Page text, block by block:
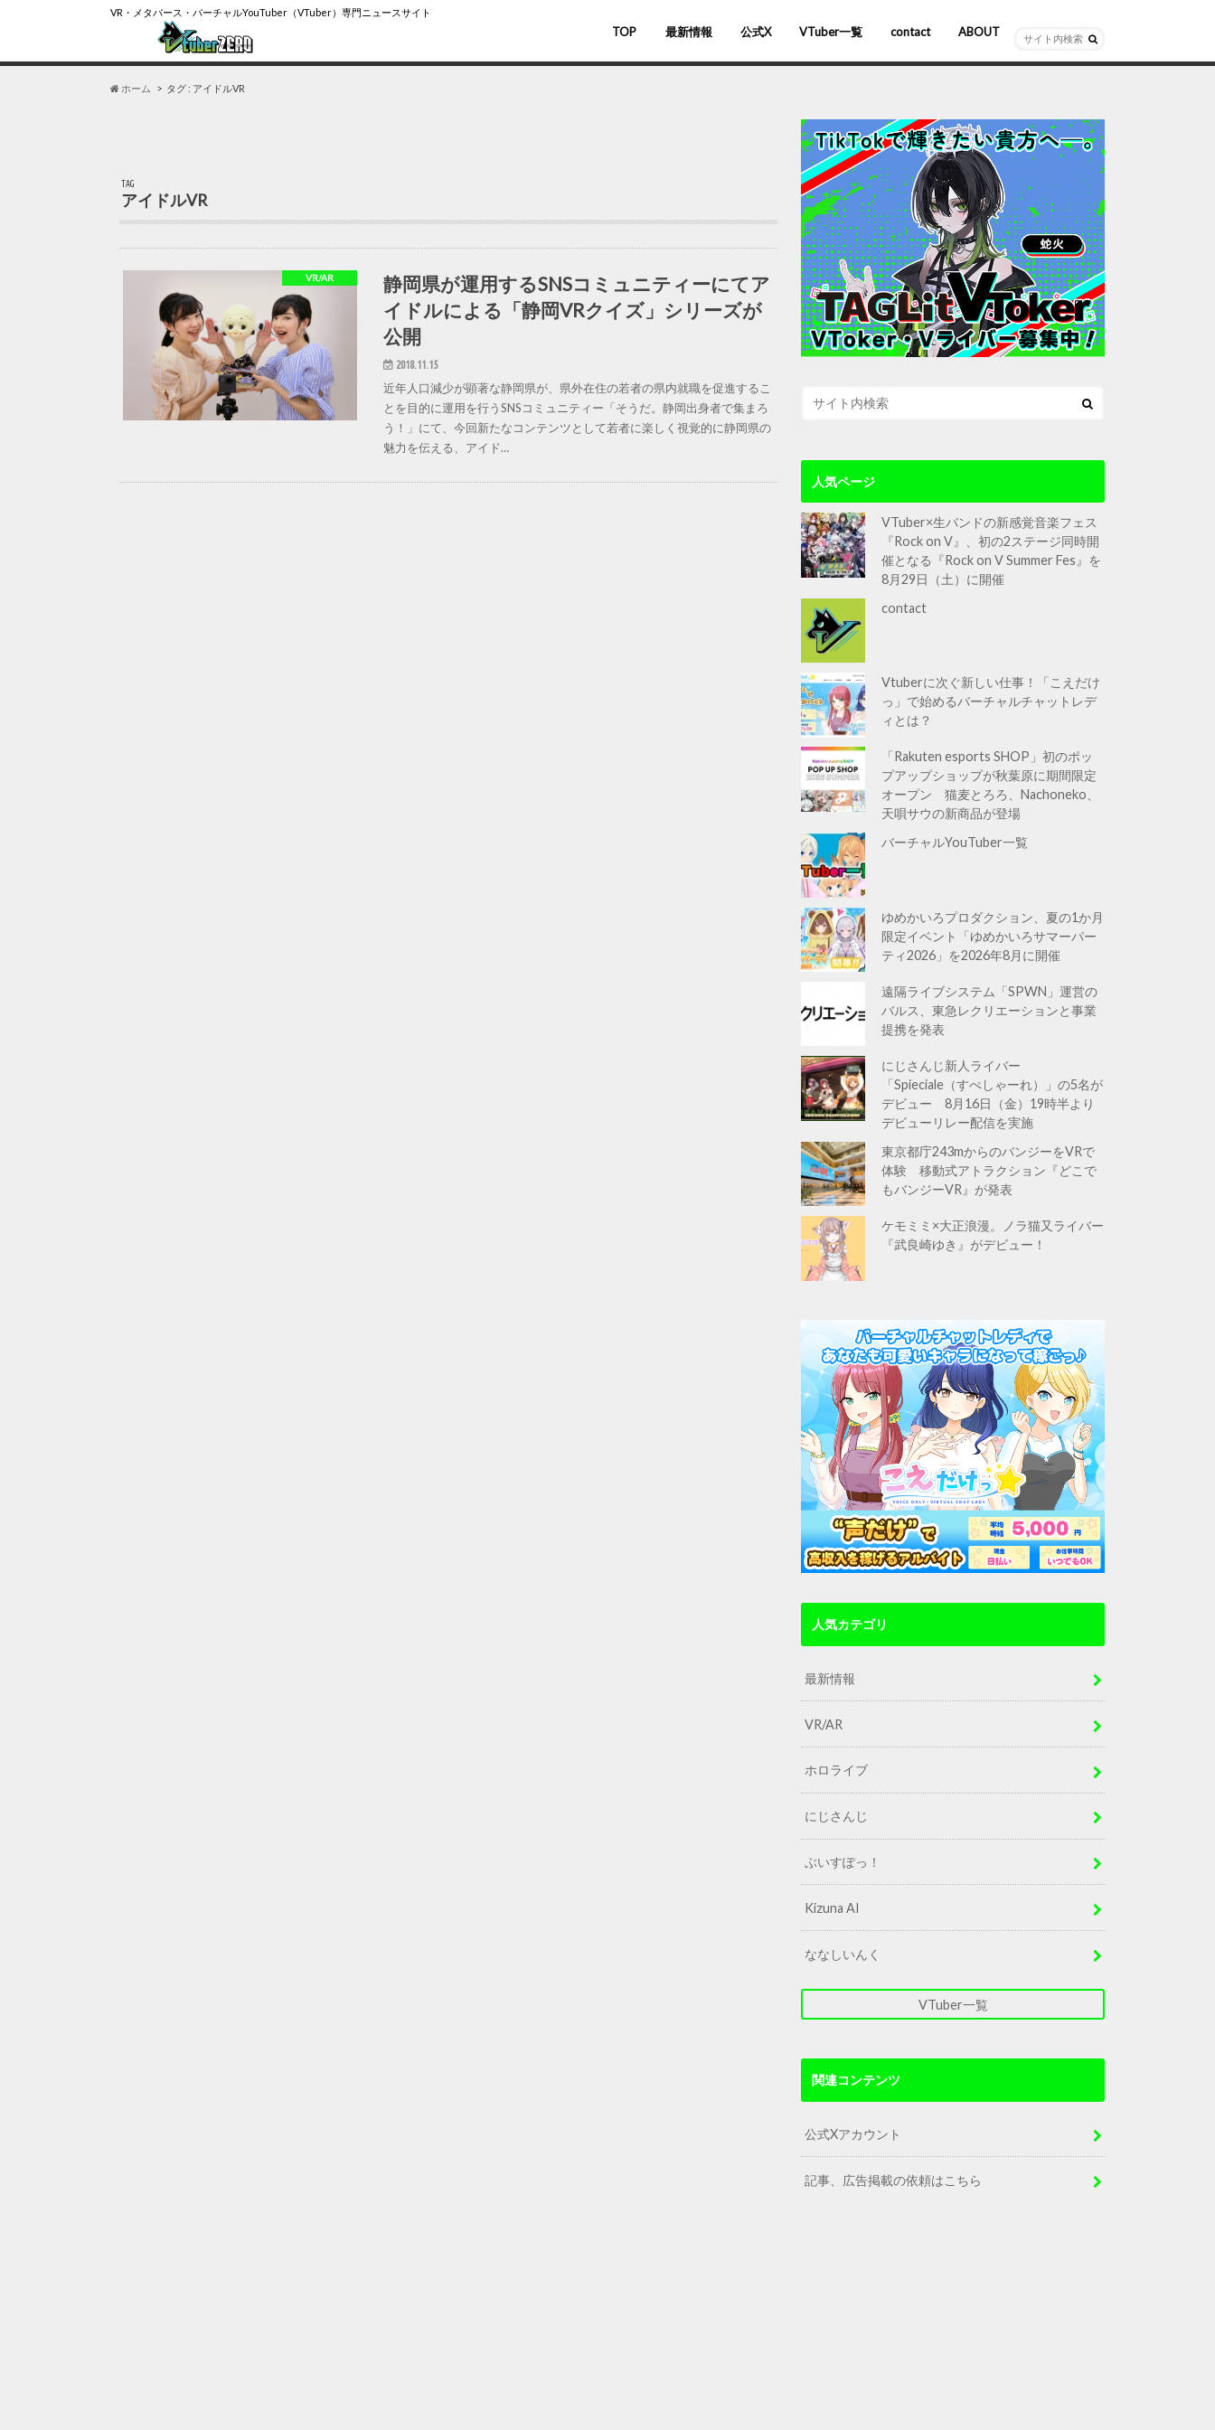
VR・メタバース・バーチャルYouTuber（VTuber）専門ニュースサイト
TOP 最新情報 公式X VTuber一覧
バーチャルYouTuber
VR/AR
ホロライブ
にじさんじ
ななしいんく
ぶいすぽっ！
contact ABOUT
ホーム タグ : アイドルVR
TAG
アイドルVR
VR/AR
静岡県が運用するSNSコミュニティーにてア
イドルによる「静岡VRクイズ」シリーズが
公開
2018.11.15
近年人口減少が顕著な静岡県が、県外在住の若者の県内就職を促進するこ
とを目的に運用を行うSNSコミュニティー「そうだ。静岡出身者で集まろ
う！」にて、今回新たなコンテンツとして若者に楽しく視覚的に静岡県の
魅力を伝える、アイド…
人気ページ
VTuber×生バンドの新感覚音楽フェス
『Rock on V』、初の2ステージ同時開
催となる『Rock on V Summer Fes』を
8月29日（土）に開催
contact
Vtuberに次ぐ新しい仕事！「こえだけ
っ」で始めるバーチャルチャットレデ
ィとは？
「Rakuten esports SHOP」初のポッ
プアップショップが秋葉原に期間限定
オープン 猫麦とろろ、Nachoneko、
天唄サウの新商品が登場
バーチャルYouTuber一覧
ゆめかいろプロダクション、夏の1か月
限定イベント「ゆめかいろサマーパー
ティ2026」を2026年8月に開催
遠隔ライブシステム「SPWN」運営の
バルス、東急レクリエーションと事業
提携を発表
にじさんじ新人ライバー
「Spieciale（すぺしゃーれ）」の5名が
デビュー 8月16日（金）19時半より
デビューリレー配信を実施
東京都庁243mからのバンジーをVRで
体験 移動式アトラクション『どこで
もバンジーVR』が発表
ケモミミ×大正浪漫。ノラ猫又ライバー
『武良崎ゆき』がデビュー！
人気カテゴリ
最新情報
VR/AR
ホロライブ
にじさんじ
ぶいすぽっ！
Kizuna AI
ななしいんく
VTuber一覧
関連コンテンツ
公式Xアカウント
記事、広告掲載の依頼はこちら